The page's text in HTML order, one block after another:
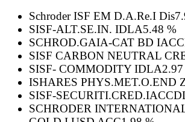
Schroder ISF EM D.A.Re.I Dis
SISF-ALT.SE.IN. IDLA5.48 %
SCHROD.GAIA-CAT BD
SISF CARBON NEUTRAL
SISF- COMMODITY IDLA
ISHARES PHYS.MET.O.END
SISF-
SCHRODER